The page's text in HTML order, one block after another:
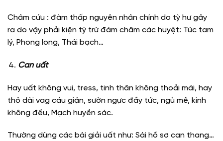
Châm cứu : đàm thấp nguyên nhân chính do tỳ hư gây
ra do vậy phải kiện tỳ trừ đàm châm các huyệt: Túc tam
lý, Phong long, Thái bạch…
Can uất
Hay uất không vui, tress, tinh thân không thoải mái, hay
thỏ dài vag cáu giận, sườn ngực đầy tức, ngủ mê, kinh
không đều, Mạch huyền sác.
Thường dùng các bài giải uất như: Sài hồ sơ can thang…